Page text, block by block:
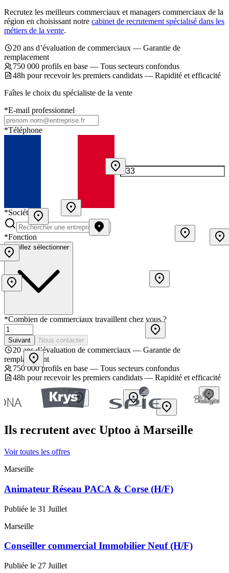
Recrutez les meilleurs commerciaux et managers commerciaux de la
région en choisissant notre cabinet de recrutement spécialisé dans les
métiers de la vente.
20 ans d’évaluation de commerciaux — Garantie de
remplacement
750 000 profils en base — Tous secteurs confondus
48h pour recevoir les premiers candidats — Rapidité et efficacité
Faîtes le choix du spécialiste de la vente
*E-mail professionnel
*Téléphone
*Société
*Fonction
Veuillez sélectionner
*Combien de commerciaux travaillent chez vous ?
Suivant Nous contacter
20 ans d’évaluation de commerciaux — Garantie de
remplacement
750 000 profils en base — Tous secteurs confondus
48h pour recevoir les premiers candidats — Rapidité et efficacité
Ils recrutent avec Uptoo à Marseille
Voir toutes les offres
Marseille
Animateur Réseau PACA & Corse (H/F)
Publiée le 31 Juillet
Marseille
Conseiller commercial Immobilier Neuf (H/F)
Publiée le 27 Juillet